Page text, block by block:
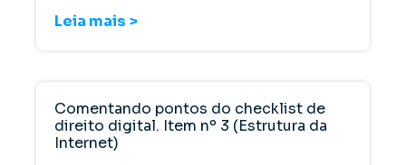
Leia mais >
Comentando pontos do checklist de
direito digital. Item nº 3 (Estrutura da
Internet)